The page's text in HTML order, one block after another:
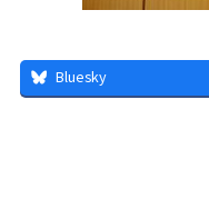
Bluesky